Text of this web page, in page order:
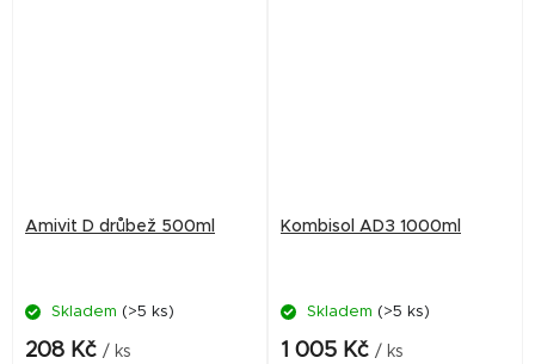
Amivit D drůbež 500ml
Skladem (>5 ks)
208 Kč / ks
Kombisol AD3 1000ml
Skladem (>5 ks)
1 005 Kč / ks